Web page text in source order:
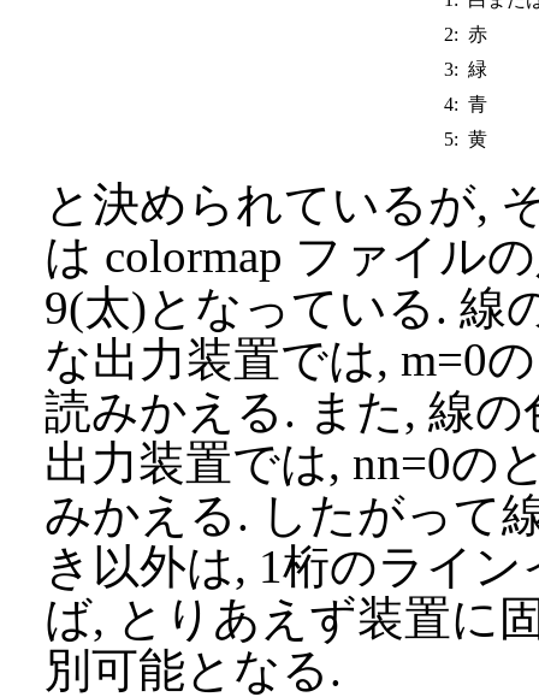
2: 赤
3: 緑
4: 青
5: 黄
と決められているが,
は colormap ファイル
9(太)となっている. 線
な出力装置では, m=0
読みかえる. また, 線
出力装置では, nn=0の
みかえる. したがって
き以外は, 1桁のライ
ば, とりあえず装置に
別可能となる.